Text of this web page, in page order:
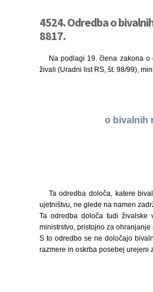
4524. Odredba o
8817.
Na podlagi 19. člena zakona
živali (Uradni list RS, št. 98/99),
o bivalnih
Ta odredba določa, katere
ujetništvu, ne glede na namen
Ta odredba določa tudi
ministrstvo, pristojno za ohranjanje
S to odredbo se ne določajo
razmere in oskrba posebej urejeni